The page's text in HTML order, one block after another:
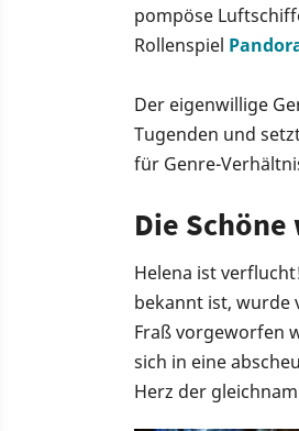
pompöse
Rollenspiel
Der eigenwillige
Tugenden und
für Genre-
Die
Helena ist
bekannt ist, wurde
Fraß vorgeworfen
sich in eine
Herz der